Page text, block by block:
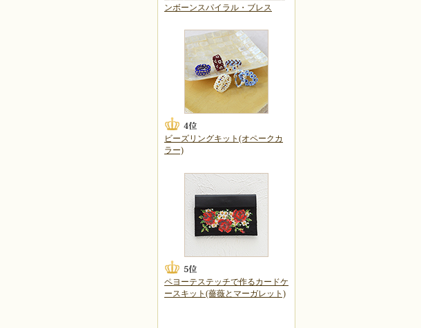
ンボーンスパイラル・ブレス
ビーズリングキット(オペークカ
ラー)
ペヨーテステッチで作るカードケ
ースキット(薔薇とマーガレット)